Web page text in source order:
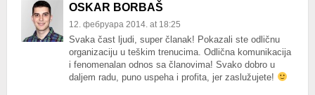
OSKAR BORBAŠ
12. фебруара 2014. at 18:25
Svaka čast ljudi, super članak! Pokazali ste odličnu
organizaciju u teškim trenucima. Odlična komunikacija
i fenomenalan odnos sa članovima! Svako dobro u
daljem radu, puno uspeha i profita, jer zaslužujete!